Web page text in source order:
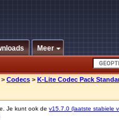
Meer
> Codecs > K-Lite Codec Pack
Je kunt ook de v15.7.0 (laatste stabiele